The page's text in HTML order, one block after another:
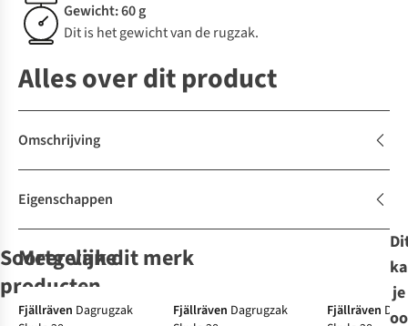
Gewicht: 60 g
Dit is het gewicht van de rugzak.
Alles over dit product
Omschrijving
Eigenschappen
Soortgelijke
producten
-50%
Meer van dit merk
-10%
Fjällräven Dagrugzak
Fjällräven Dagrugzak
-10%
Fjällräven
je